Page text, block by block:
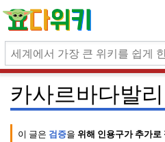
카사르바다발리
이 글은 검증을 위해 인용구가 추가로